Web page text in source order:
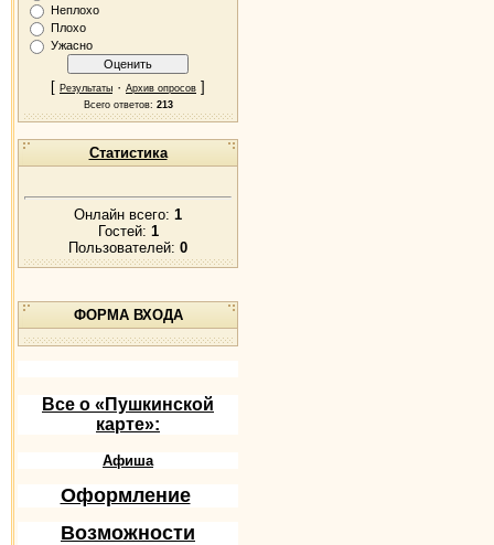
Неплохо
Плохо
Ужасно
[ Результаты · Архив опросов ]
Всего ответов: 213
Статистика
Онлайн всего: 1
Гостей: 1
Пользователей: 0
ФОРМА ВХОДА
Все о «Пушкинской
карте»:
Афиша
Оформление
Возможности